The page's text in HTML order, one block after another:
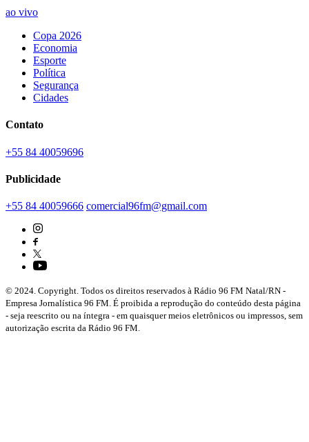
ao vivo
Copa 2026
Economia
Esporte
Política
Segurança
Cidades
Contato
+55 84 40059696
Publicidade
+55 84 40059666 comercial96fm@gmail.com
© 2024. Copyright. Todos os direitos reservados à Rádio 96 FM Natal/RN -
Empresa Jornalística 96 FM. É proibida a reprodução do conteúdo desta página
- seja reescrito ou na íntegra - em quaisquer meios eletrônicos ou impressos, sem
autorização escrita da Rádio 96 FM.